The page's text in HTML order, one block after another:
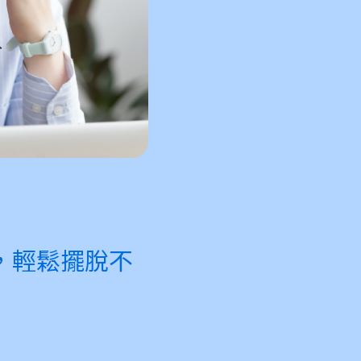
輕鬆擺脫不